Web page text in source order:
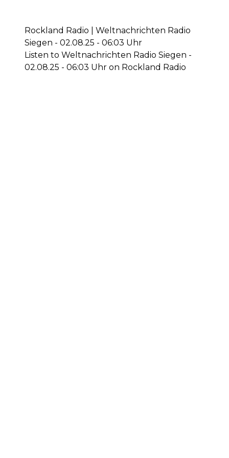
Rockland Radio | Weltnachrichten Radio
Siegen - 02.08.25 - 06:03 Uhr
Listen to Weltnachrichten Radio Siegen -
02.08.25 - 06:03 Uhr on Rockland Radio